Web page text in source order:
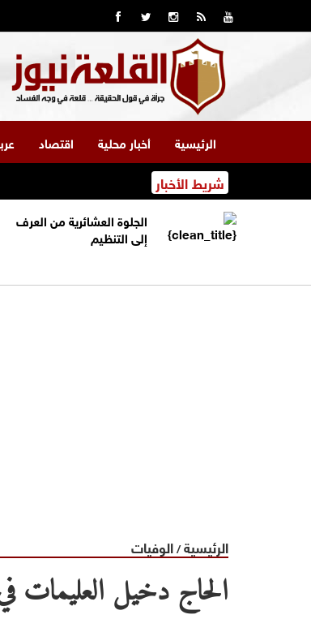
الرئيسية أخبار محلية اقتصاد
شريط الأخبار
الجلوة العشائرية من العرف
إلى التنظيم
الرئيسية/الوفيات
الحاج دخيل العليمات